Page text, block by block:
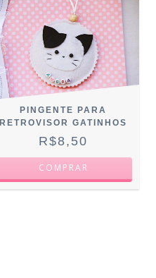
PINGENTE PARA
RETROVISOR GATINHOS
R$8,50
COMPRAR